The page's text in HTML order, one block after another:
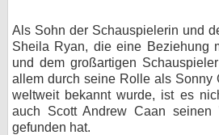
Als Sohn der Schauspielerin und
Sheila Ryan, die eine Beziehung
und dem großartigen
allem durch seine Rolle als Sonny
weltweit bekannt wurde, ist es
auch Scott Andrew Caan seinen
gefunden hat.
KULTUR
Specials
SERVICE